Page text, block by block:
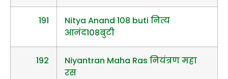
191
Nitya Anand 108 buti नित्य
आनंद108बुटी
192
Niyantran Maha Ras नियंत्रण महा
रस